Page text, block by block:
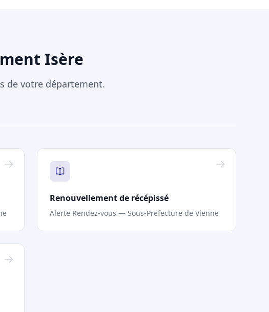
Isère
de votre département.
Renouvellement de récépissé
Alerte Rendez-vous — Sous-Préfecture de Vienne